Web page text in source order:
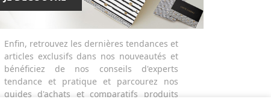
Enfin, retrouvez les dernières tendances et
articles exclusifs dans nos nouveautés et
bénéficiez de nos conseils d'experts
tendance et pratique et parcourez nos
guides d'achats et comparatifs produits